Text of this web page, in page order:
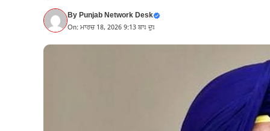
ByPunjab Network Desk
On: ਮਾਰਚ 18, 2026 9:13 ਬਾਃ ਦੁਃ